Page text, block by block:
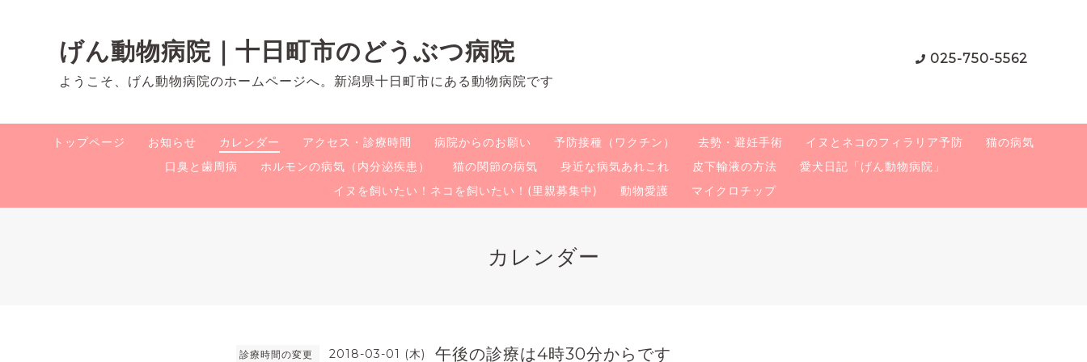
げん動物病院｜十日町市のどうぶつ病院
ようこそ、げん動物病院のホームページへ。新潟県十日町市にある動物病院です
025-750-5562
トップページ お知らせ カレンダー アクセス・診療時間 病院からのお願い 予防接種（ワクチン） 去勢・避妊手術 イヌとネコのフィラリア予防
猫の病気
口臭と歯周病
ホルモンの病気（内分泌疾患） 猫の関節の病気 身近な病気あれこれ 皮下輸液の方法
愛犬日記「げん動物病院」
イヌを飼いたい！ネコを飼いたい！(里親募集中)
動物愛護 マイクロチップ
カレンダー
診療時間の変更 2018-03-01 (木) 午後の診療は4時30分からです